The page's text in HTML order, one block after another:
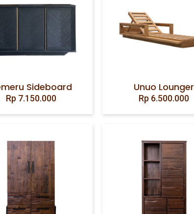
Sideboard
Rp 7.150.000
Unuo Lounger
Rp 6.500.000